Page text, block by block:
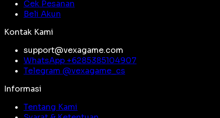
Cek Pesanan
Beli Akun
Kontak Kami
support@vexagame.com
WhatsApp +6285385104907
Telegram @vexagame_cs
Informasi
Tentang Kami